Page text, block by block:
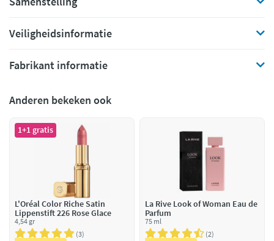
Veiligheidsinformatie
Fabrikant informatie
Anderen bekeken ook
1+1 gratis
L'Oréal Color Riche Satin
Lippenstift 226 Rose Glace
4,54 gr
3
La Rive Look of Woman Eau de
Parfum
75 ml
2